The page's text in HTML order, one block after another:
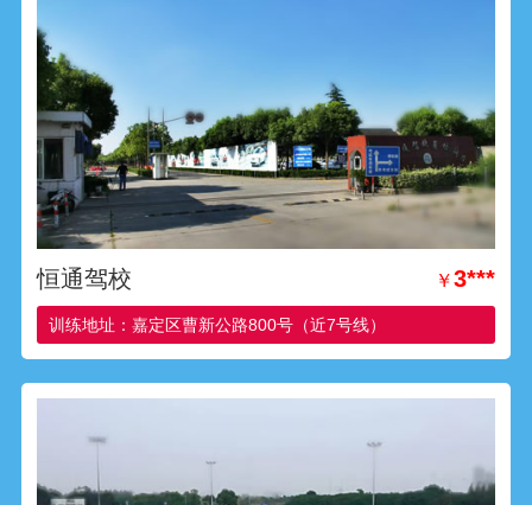
恒通驾校 ￥3***
训练地址：嘉定区曹新公路800号（近7号线）